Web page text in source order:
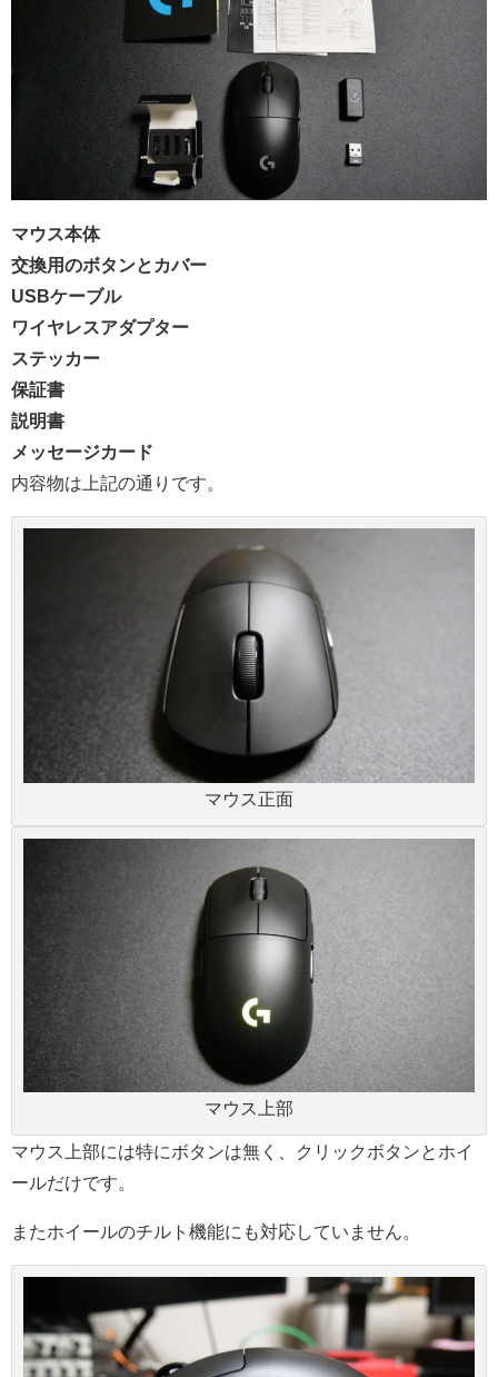
マウス本体
交換用のボタンとカバー
USBケーブル
ワイヤレスアダプター
ステッカー
保証書
説明書
メッセージカード
内容物は上記の通りです。
マウス正面
マウス上部
マウス上部には特にボタンは無く、クリックボタンとホイ
ールだけです。
またホイールのチルト機能にも対応していません。